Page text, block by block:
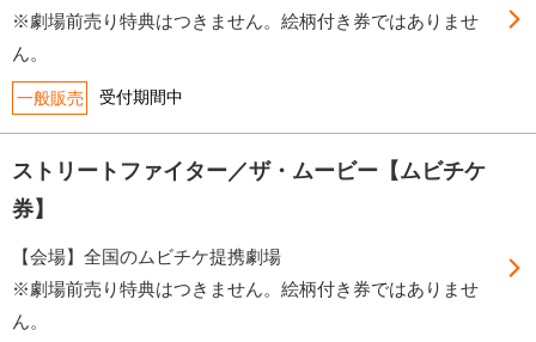
※劇場前売り特典はつきません。絵柄付き券ではありませ
ん。
一般販売 受付期間中
ストリートファイター／ザ・ムービー【ムビチケ
券】
【会場】全国のムビチケ提携劇場
※劇場前売り特典はつきません。絵柄付き券ではありませ
ん。